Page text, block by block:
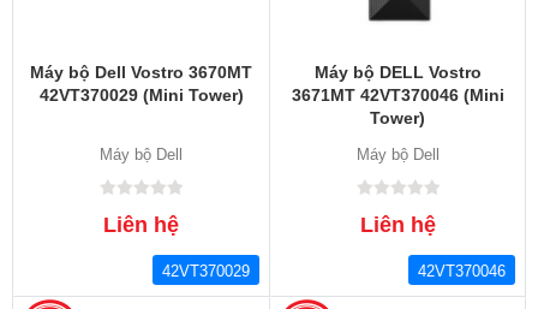
Máy bộ Dell Vostro 3670MT
42VT370029 (Mini Tower)
Máy bộ Dell
Liên hệ
42VT370029
Máy bộ DELL Vostro
3671MT 42VT370046 (Mini
Tower)
Máy bộ Dell
Liên hệ
42VT370046